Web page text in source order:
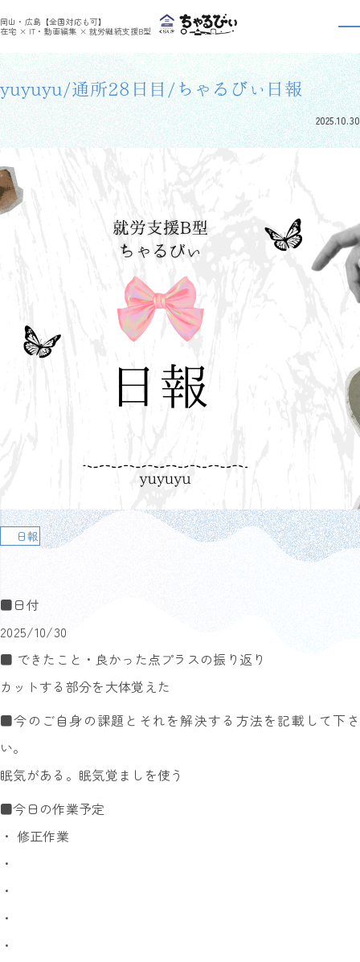
岡山・広島【全国対応も可】
在宅 × IT・動画編集 × 就労継続支援B型
利用者さんの日報 >
利用者さんの日報
yuyuyu/通所28日目/ちゃるびぃ日報
2025.10.30
日報
■日付
2025/10/30
■ できたこと・良かった点プラスの振り返り
カットする部分を大体覚えた
■今のご自身の課題とそれを解決する方法を記載して下さ
い。
眠気がある。眠気覚ましを使う
■今日の作業予定
・ 修正作業
・
・
・
・